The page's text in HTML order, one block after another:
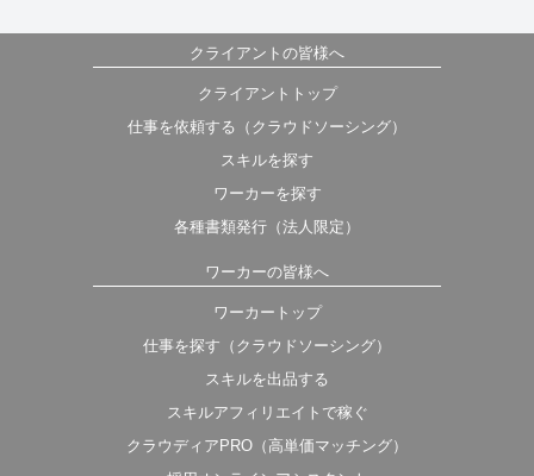
クライアントの皆様へ
クライアントトップ
仕事を依頼する（クラウドソーシング）
スキルを探す
ワーカーを探す
各種書類発行（法人限定）
ワーカーの皆様へ
ワーカートップ
仕事を探す（クラウドソーシング）
スキルを出品する
スキルアフィリエイトで稼ぐ
クラウディアPRO（高単価マッチング）